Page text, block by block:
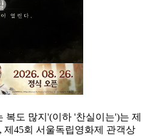
복도 많지'(이하 '찬실이는')는 제
제45회 서울독립영화제 관객상